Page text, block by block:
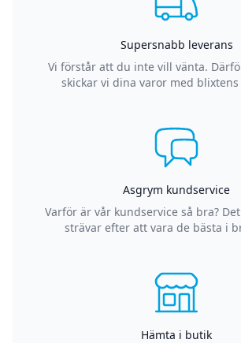
Supersnabb leverans
Vi förstår att du inte vill vänta.
skickar vi dina varor med
Asgrym kundservice
Varför är vår kundservice så bra?
strävar efter att vara de bästa i
Hämta i butik